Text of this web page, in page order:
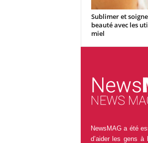
Sublimer et
beauté avec les
miel
NewsMAG a été
d’aider les gens